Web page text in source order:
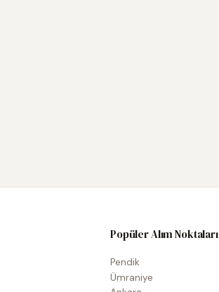
Popüler Alım Noktaları
Pendik
Ümraniye